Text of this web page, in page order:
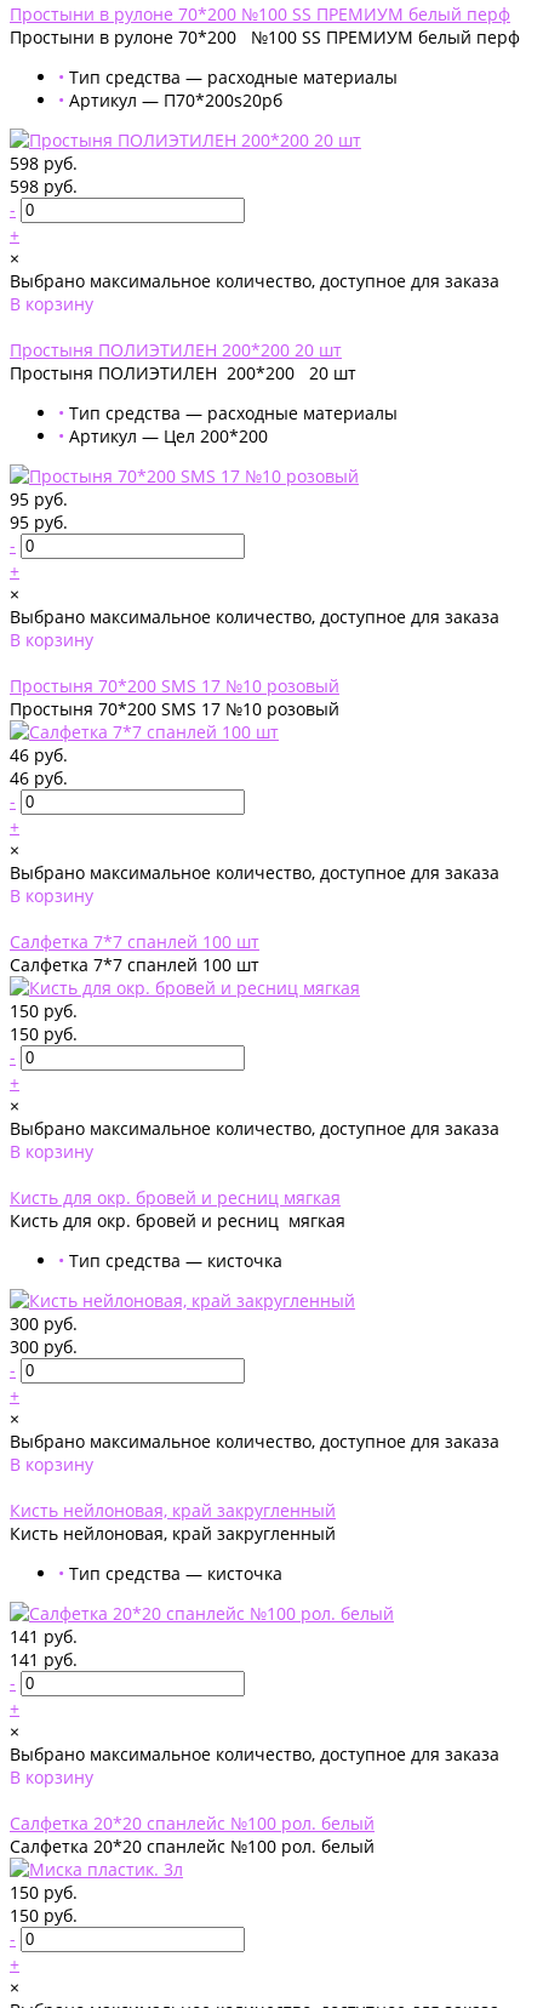
Простыни в рулоне 70*200 №100 SS ПРЕМИУМ белый перф
Простыни в рулоне 70*200 №100 SS ПРЕМИУМ белый перф
• Тип средства — расходные материалы
• Артикул — П70*200s20рб
598 руб.
598 руб.
-
+
×
Выбрано максимальное количество, доступное для заказа
В корзину
Простыня ПОЛИЭТИЛЕН 200*200 20 шт
Простыня ПОЛИЭТИЛЕН 200*200 20 шт
• Тип средства — расходные материалы
• Артикул — Цел 200*200
95 руб.
95 руб.
-
+
×
Выбрано максимальное количество, доступное для заказа
В корзину
Простыня 70*200 SMS 17 №10 розовый
Простыня 70*200 SMS 17 №10 розовый
46 руб.
46 руб.
-
+
×
Выбрано максимальное количество, доступное для заказа
В корзину
Салфетка 7*7 спанлей 100 шт
Салфетка 7*7 спанлей 100 шт
150 руб.
150 руб.
-
+
×
Выбрано максимальное количество, доступное для заказа
В корзину
Кисть для окр. бровей и ресниц мягкая
Кисть для окр. бровей и ресниц мягкая
• Тип средства — кисточка
300 руб.
300 руб.
-
+
×
Выбрано максимальное количество, доступное для заказа
В корзину
Кисть нейлоновая, край закругленный
Кисть нейлоновая, край закругленный
• Тип средства — кисточка
141 руб.
141 руб.
-
+
×
Выбрано максимальное количество, доступное для заказа
В корзину
Салфетка 20*20 спанлейс №100 рол. белый
Салфетка 20*20 спанлейс №100 рол. белый
150 руб.
150 руб.
-
+
×